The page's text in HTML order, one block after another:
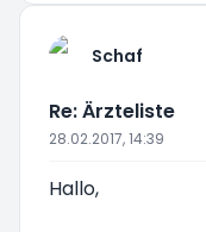
Schaf
Re: Ärzteliste
28.02.2017, 14:39
Hallo,